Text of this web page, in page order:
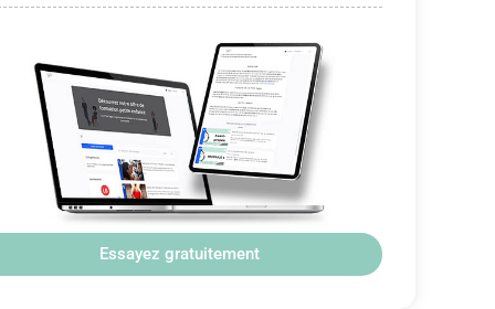
Essayez gratuitement